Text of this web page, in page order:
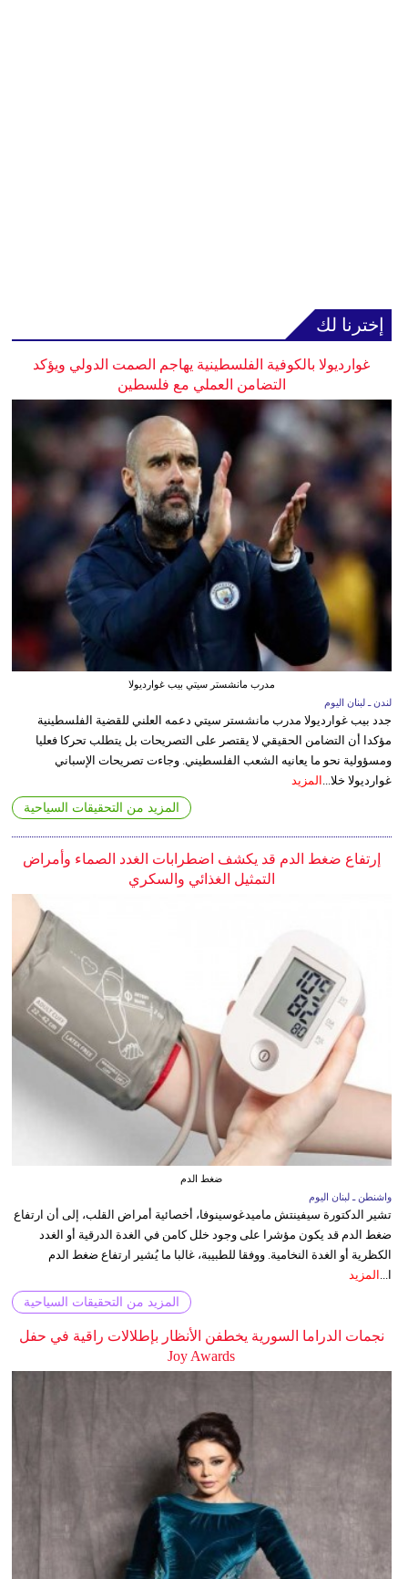
إخترنا لك
غوارديولا بالكوفية الفلسطينية يهاجم الصمت الدولي ويؤكد
التضامن العملي مع فلسطين
مدرب مانشستر سيتي بيب غوارديولا
لندن ـ لبنان اليوم
جدد بيب غوارديولا مدرب مانشستر سيتي دعمه العلني للقضية الفلسطينية
مؤكدا أن التضامن الحقيقي لا يقتصر على التصريحات بل يتطلب تحركا فعليا
ومسؤولية نحو ما يعانيه الشعب الفلسطيني. وجاءت تصريحات الإسباني
غوارديولا خلا...
المزيد
المزيد من التحقيقات السياحية
إرتفاع ضغط الدم قد يكشف اضطرابات الغدد الصماء وأمراض
التمثيل الغذائي والسكري
ضغط الدم
واشنطن ـ لبنان اليوم
تشير الدكتورة سيفينتش ماميدغوسينوفا، أخصائية أمراض القلب، إلى أن ارتفاع
ضغط الدم قد يكون مؤشرا على وجود خلل كامن في الغدة الدرقية أو الغدد
الكظرية أو الغدة النخامية. ووفقا للطبيبة، غالبا ما يُشير ارتفاع ضغط الدم
ا... المزيد
المزيد من التحقيقات السياحية
نجمات الدراما السورية يخطفن الأنظار بإطلالات راقية في حفل
Joy Awards